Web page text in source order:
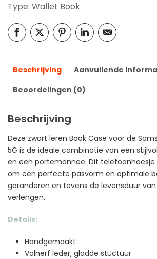
Type: Wallet Book
Beschrijving
Aanvullende
Beoordelingen (0)
Beschrijving
Deze zwart leren Book Case voor de
5G is de ideale combinatie van een
en een portemonnee. Dit
om een perfecte pasvorm en optimale
garanderen en tevens de levensduur
verlengen.
Details:
Handgemaakt
Volnerf leder, gladde stuctuur